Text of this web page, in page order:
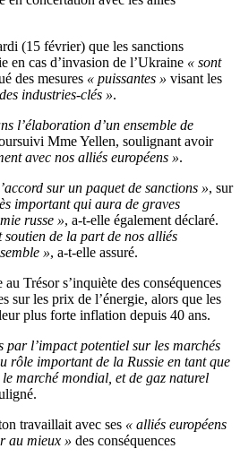
(15 février) que les sanctions
en cas d’invasion de l’Ukraine « sont
des mesures « puissantes » visant les
industries-clés ».
l’élaboration d’un ensemble de
Mme Yellen, soulignant avoir
avec nos alliés européens ».
sur un paquet de sanctions », sur
important qui aura de graves
russe », a-t-elle également déclaré.
de la part de nos alliés
», a-t-elle assuré.
Trésor s’inquiète des conséquences
sur les prix de l’énergie, alors que les
plus forte inflation depuis 40 ans.
par l’impact potentiel sur les marchés
rôle important de la Russie en tant que
marché mondial, et de gaz naturel
travaillait avec ses « alliés européens
au mieux » des conséquences